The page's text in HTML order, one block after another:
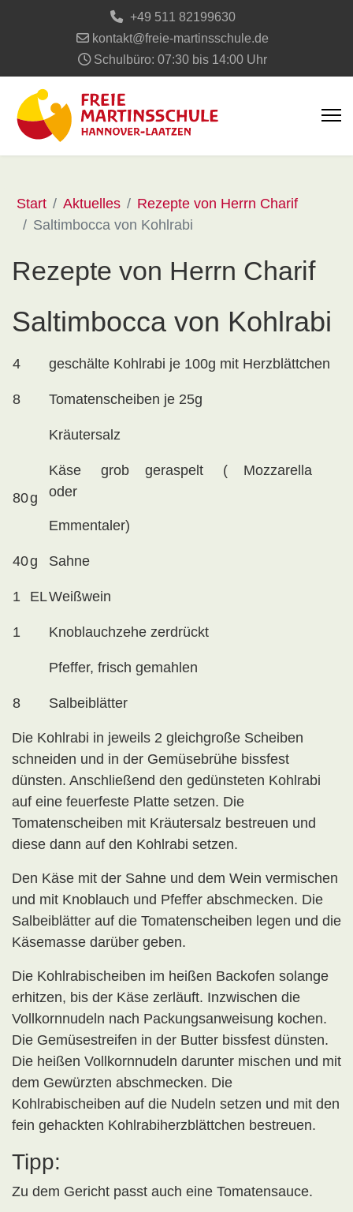
+49 511 82199630
kontakt@freie-martinsschule.de
Schulbüro: 07:30 bis 14:00 Uhr
Start Aktuelles
Rezepte von Herrn Charif
Saltimbocca von Kohlrabi
Rezepte von Herrn Charif
Saltimbocca von Kohlrabi
4 geschälte Kohlrabi je 100g mit Herzblättchen
8 Tomatenscheiben je 25g
Kräutersalz
80g
Käse grob geraspelt ( Mozzarella
oder
Emmentaler)
40g Sahne
1 ELWeißwein
1 Knoblauchzehe zerdrückt
Pfeffer, frisch gemahlen
8 Salbeiblätter
Die Kohlrabi in jeweils 2 gleichgroße Scheiben
schneiden und in der Gemüsebrühe bissfest
dünsten. Anschließend den gedünsteten Kohlrabi
auf eine feuerfeste Platte setzen. Die
Tomatenscheiben mit Kräutersalz bestreuen und
diese dann auf den Kohlrabi setzen.
Den Käse mit der Sahne und dem Wein vermischen
und mit Knoblauch und Pfeffer abschmecken. Die
Salbeiblätter auf die Tomatenscheiben legen und die
Käsemasse darüber geben.
Die Kohlrabischeiben im heißen Backofen solange
erhitzen, bis der Käse zerläuft. Inzwischen die
Vollkornnudeln nach Packungsanweisung kochen.
Die Gemüsestreifen in der Butter bissfest dünsten.
Die heißen Vollkornnudeln darunter mischen und mit
dem Gewürzten abschmecken. Die
Kohlrabischeiben auf die Nudeln setzen und mit den
fein gehackten Kohlrabiherzblättchen bestreuen.
Tipp:
Zu dem Gericht passt auch eine Tomatensauce.